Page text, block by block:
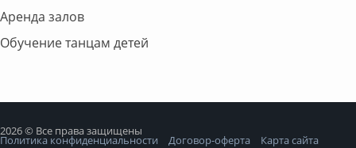
Аренда залов
Обучение танцам детей
2026 © Все права защищены
Политика конфиденциальности Договор-оферта Карта сайта